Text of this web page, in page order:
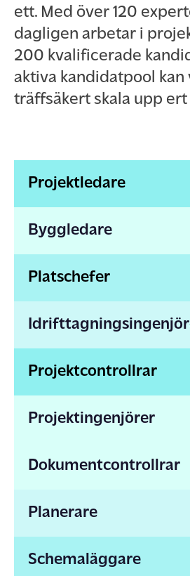
ett. Med över 120
dagligen arbetar i
200 kvalificerade
aktiva kandidatpool kan
träffsäkert skala upp ert
Projektledare
Byggledare
Platschefer
Projektcontrollrar
Projektingenjörer
Dokumentcontrollrar
Planerare
Schemaläggare